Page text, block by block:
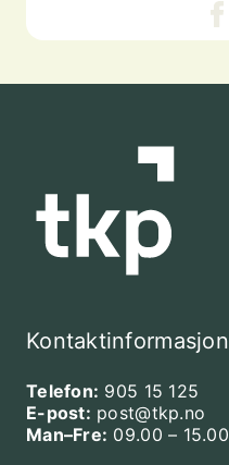
Kontaktinformasjon
Telefon: 905 15 125
E-post: post@tkp.no
Man–Fre: 09.00 – 15.00